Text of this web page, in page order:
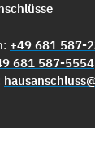
+49 681 587-
681 587-5554